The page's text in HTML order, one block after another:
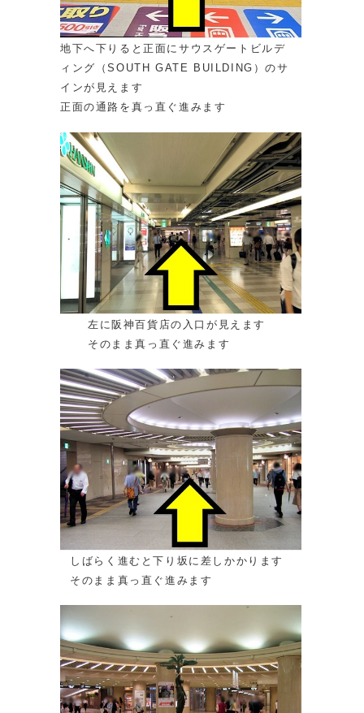
地下へ下りると正面にサウスゲートビルデ
ィング（SOUTH GATE BUILDING）のサ
インが見えます
正面の通路を真っ直ぐ進みます
左に阪神百貨店の入口が見えます
そのまま真っ直ぐ進みます
しばらく進むと下り坂に差しかかります
そのまま真っ直ぐ進みます